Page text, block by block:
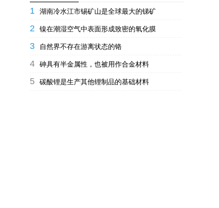
1 湖南冷水江市锡矿山是全球最大的锑矿
2 镍在潮湿空气中表面形成致密的氧化膜
3 自然界不存在游离状态的铬
4 砷具有半金属性，也被用作合金材料
5 碳酸锂是生产其他锂制品的基础材料